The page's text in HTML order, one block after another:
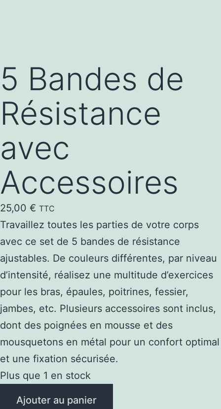
5 Bandes de
Résistance
avec
Accessoires
25,00 € TTC
Travaillez toutes les parties de votre corps
avec ce set de 5 bandes de résistance
ajustables. De couleurs différentes, par niveau
d’intensité, réalisez une multitude d’exercices
pour les bras, épaules, poitrines, fessier,
jambes, etc. Plusieurs accessoires sont inclus,
dont des poignées en mousse et des
mousquetons en métal pour un confort optimal
et une fixation sécurisée.
Plus que 1 en stock
Ajouter au panier